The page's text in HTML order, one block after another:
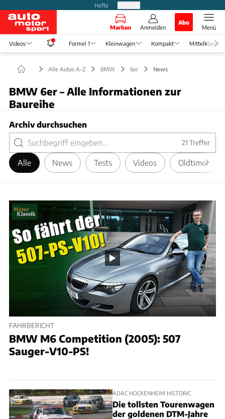
Hefte
Marken Anmelden
Abo
Menü
Videos Formel 1 Kleinwagen Kompakt Mittelklasse
Alle Autos A-Z BMW 6er News
BMW 6er – Alle Informationen zur
Baureihe
Archiv durchsuchen
21 Treffer
Alle News Tests Videos Oldtimer
FAHRBERICHT
BMW M6 Competition (2005): 507
Sauger-V10-PS!
ADAC HOCKENHEIM HISTORIC
Die tollsten Tourenwagen
der goldenen DTM-Jahre